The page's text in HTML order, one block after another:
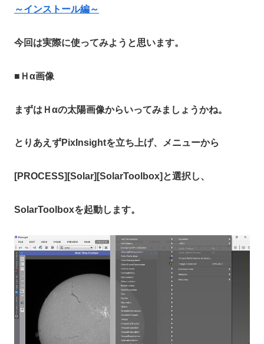
～インストール編～
今回は実際に使ってみようと思います。
■ Ｈα画像
まずはＨαの太陽画像からいってみましょうかね。
とりあえずPixInsightを立ち上げ、メニューから
[PROCESS][Solar][SolarToolbox]と選択し、
SolarToolboxを起動します。